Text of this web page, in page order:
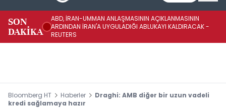
SON
DAKİKA
ABD, İRAN-UMMAN ANLAŞMASININ AÇIKLANMASININ
ARDINDAN İRAN'A UYGULADIĞI ABLUKAYI KALDIRACAK -
REUTERS
Bloomberg HT Haberler
Draghi: AMB diğer bir uzun vadeli
kredi sağlamaya hazır